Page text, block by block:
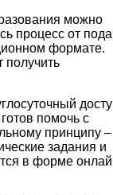
можно
процесс от
формате.
получить
помочь с
принципу –
задания и
в форме